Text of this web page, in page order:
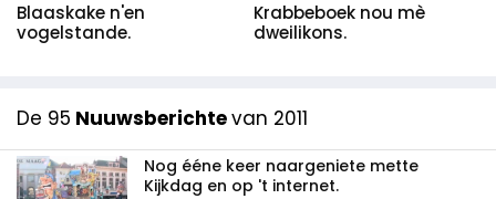
Blaaskake n'en
vogelstande.
Krabbeboek nou mè
dweilikons.
De 95 Nuuwsberichtevan 2011
Nog ééne keer naargeniete mette
Kijkdag en op 't internet.